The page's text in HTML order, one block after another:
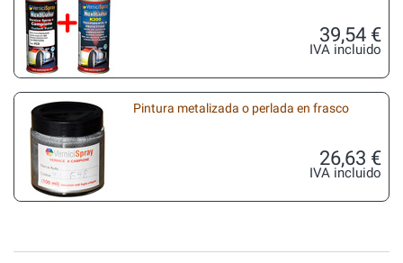
39,54 €
IVA incluido
Pintura metalizada o perlada en frasco
26,63 €
IVA incluido